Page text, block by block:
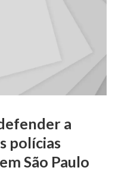
a
polícias
São Paulo